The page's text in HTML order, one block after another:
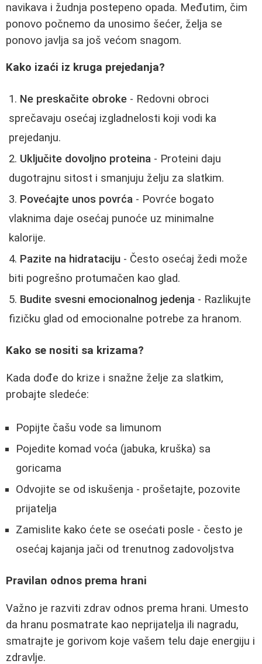
navikava i žudnja postepeno opada. Međutim, čim
ponovo počnemo da unosimo šećer, želja se
ponovo javlja sa još većom snagom.
Kako izaći iz kruga prejedanja?
Ne preskačite obroke - Redovni obroci
sprečavaju osećaj izgladnelosti koji vodi ka
prejedanju.
Uključite dovoljno proteina - Proteini daju
dugotrajnu sitost i smanjuju želju za slatkim.
Povećajte unos povrća - Povrće bogato
vlaknima daje osećaj punoće uz minimalne
kalorije.
Pazite na hidrataciju - Često osećaj žedi može
biti pogrešno protumačen kao glad.
Budite svesni emocionalnog jedenja - Razlikujte
fizičku glad od emocionalne potrebe za hranom.
Kako se nositi sa krizama?
Kada dođe do krize i snažne želje za slatkim,
probajte sledeće:
Popijte čašu vode sa limunom
Pojedite komad voća (jabuka, kruška) sa
goricama
Odvojite se od iskušenja - prošetajte, pozovite
prijatelja
Zamislite kako ćete se osećati posle - često je
osećaj kajanja jači od trenutnog zadovoljstva
Pravilan odnos prema hrani
Važno je razviti zdrav odnos prema hrani. Umesto
da hranu posmatrate kao neprijatelja ili nagradu,
smatrajte je gorivom koje vašem telu daje energiju i
zdravlje.